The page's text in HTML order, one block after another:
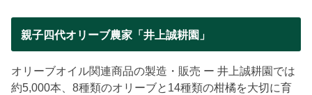
親子四代オリーブ農家「井上誠耕園」
オリーブオイル関連商品の製造・販売 ー 井上誠耕園では
約5,000本、8種類のオリーブと14種類の柑橘を大切に育